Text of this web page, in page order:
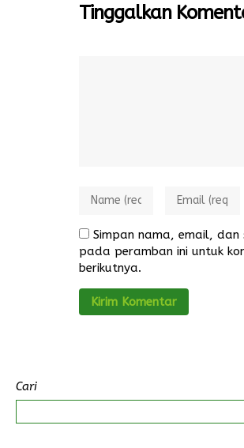
Tinggalkan
Simpan nama, email, dan
pada peramban ini untuk
berikutnya.
Cari